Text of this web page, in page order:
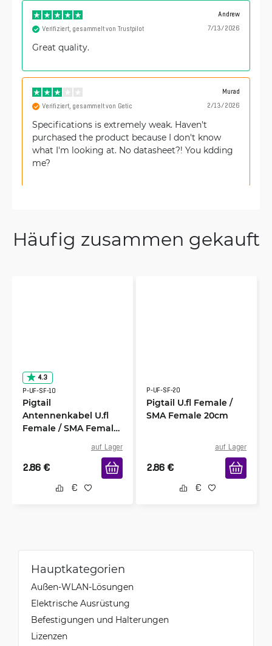
Andrew
7/13/2026
Verifiziert, gesammelt von Trustpilot
Great quality.
Murad
2/13/2026
Verifiziert, gesammelt von Getic
Specifications is extremely weak. Haven't
purchased the product because I don't know
what I'm looking at. No datasheet?! You kdding
me?
Good price and fast delivery
Häufig zusammen gekauft
4.3
P-UF-SF-10
Pigtail
Antennenkabel U.fl
Female / SMA Female
auf Lager
2.86 €
P-UF-SF-20
Pigtail U.fl Female /
SMA Female 20cm
auf Lager
2.86 €
Hauptkategorien
Außen-WLAN-Lösungen
Elektrische Ausrüstung
Befestigungen und Halterungen
Lizenzen